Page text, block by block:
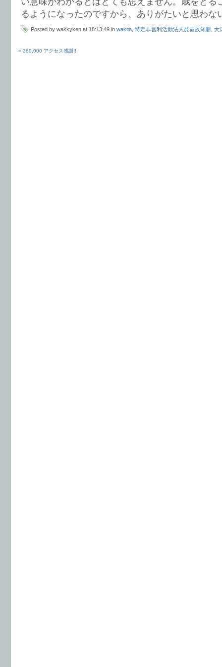
るようになったのですから、ありがたいと思わな
Posted by wakkyken at 18:13:49 in wakita 特定非営利活動法人琵琶故知新 大
« 380,000 アクセス感謝!!